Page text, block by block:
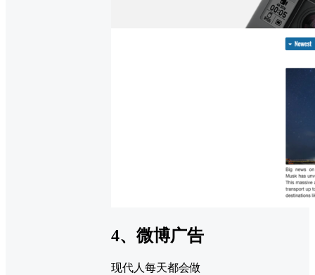
4、微博广告
现代人每天都会做